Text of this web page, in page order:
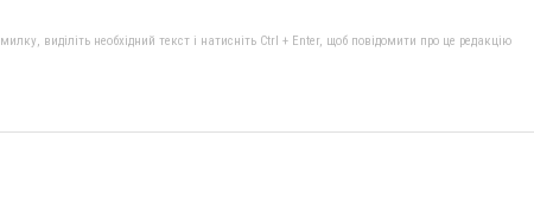
виділіть необхідний текст і натисніть Ctrl + Enter, щоб повідомити про це редакцію